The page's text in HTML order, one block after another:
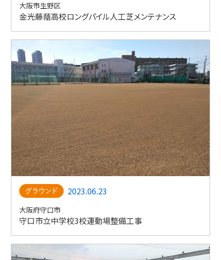
大阪市生野区
金光藤蔭高校ロングパイル人工芝メンテナンス
2023.06.23
大阪府守口市
守口市立中学校3校運動場整備工事